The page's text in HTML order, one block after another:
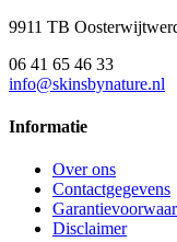
9911 TB
06 41 65 46 33
info@skinsbynature.nl
Informatie
Over ons
Contactgegevens
Disclaimer